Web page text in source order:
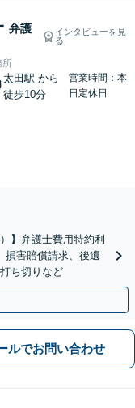
弁護
インタビューを見
る
所
太田駅 から
徒歩10分
営業時間：本
日定休日
】弁護士費用特約利
損害賠償請求、後遺
ち切りなど
ルでお問い合わせ